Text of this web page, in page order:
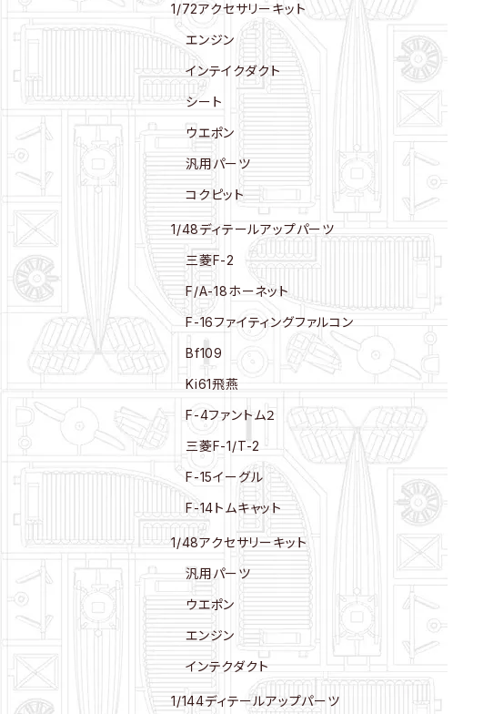
1/72アクセサリーキット
エンジン
インテイクダクト
シート
ウエポン
汎用パーツ
コクピット
1/48ディテールアップパーツ
三菱F-2
F/A-18ホーネット
F-16ファイティングファルコン
Bf109
Ki61飛燕
F-4ファントム２
三菱F-1/T-2
F-15イーグル
F-14トムキャット
1/48アクセサリーキット
汎用パーツ
ウエポン
エンジン
インテクダクト
1/144ディテールアップパーツ